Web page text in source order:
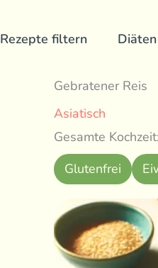
Rezepte filtern Diäten
Gebratener Reis
Asiatisch
Gesamte
Glutenfrei